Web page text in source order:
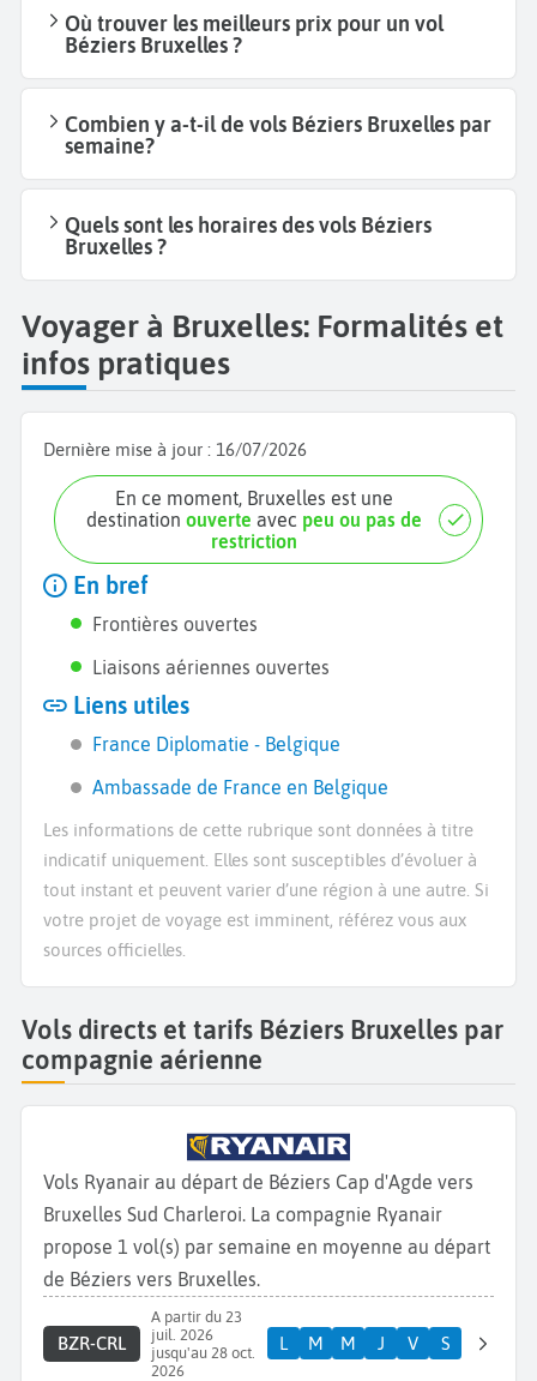
Où trouver les meilleurs prix pour un vol
Béziers Bruxelles ?
Combien y a-t-il de vols Béziers Bruxelles par
semaine?
Quels sont les horaires des vols Béziers
Bruxelles ?
Voyager à Bruxelles: Formalités et
infos pratiques
Dernière mise à jour : 16/07/2026
En ce moment, Bruxelles est une
destinationouverte avec peu ou pas de
restriction
En bref
Frontières ouvertes
Liaisons aériennes ouvertes
Liens utiles
France Diplomatie - Belgique
Ambassade de France en Belgique
Les informations de cette rubrique sont données à titre
indicatif uniquement. Elles sont susceptibles d’évoluer à
tout instant et peuvent varier d’une région à une autre. Si
votre projet de voyage est imminent, référez vous aux
sources officielles.
Vols directs et tarifs Béziers Bruxelles par
compagnie aérienne
Vols Ryanair au départ de Béziers Cap d'Agde vers
Bruxelles Sud Charleroi. La compagnie Ryanair
propose 1 vol(s) par semaine en moyenne au départ
de Béziers vers Bruxelles.
BZR-CRL
A partir du 23
juil. 2026
jusqu'au 28 oct.
2026
L M M J V S